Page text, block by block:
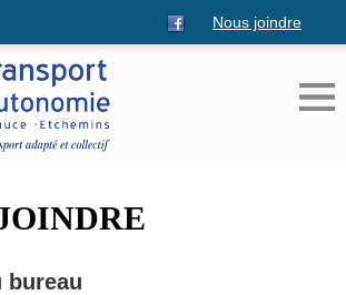
Nous joindre
bureau